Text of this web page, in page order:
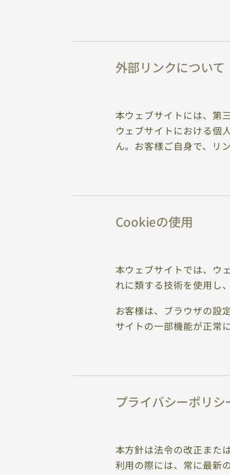
外部リンクについて
本ウェブサイトには、第
ウェブサイトにおける個
ん。お客様ご自身で、リ
Cookieの使用
本ウェブサイトでは、ウ
れに類する技術を使用し
お客様は、ブラウザの設
サイトの一部機能が正常
プライバシーポリシ
本方針は法令の改正また
利用の際には、常に最新